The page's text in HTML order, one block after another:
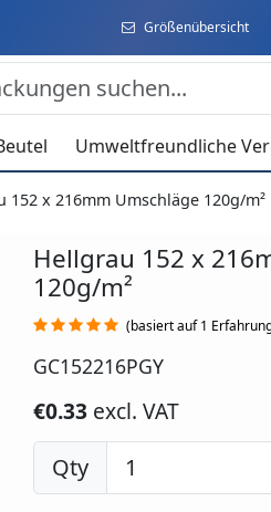
Größenübersicht
Umweltfreundliche
152 x 216mm Umschläge 120g/m²
Hellgrau 152 x
120g/m²
(basiert auf 1
GC152216PGY
€0.33 excl. VAT
Qty